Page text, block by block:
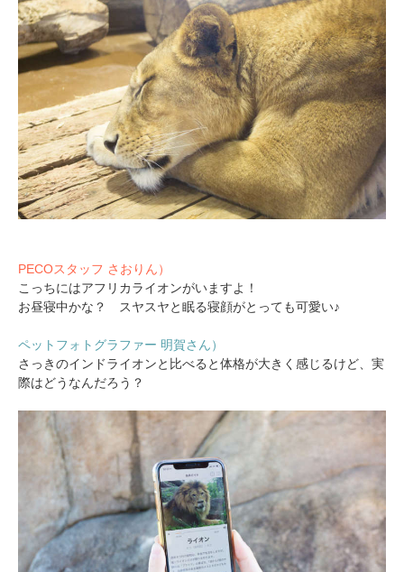
PECOスタッフ さおりん）
こっちにはアフリカライオンがいますよ！
お昼寝中かな？ スヤスヤと眠る寝顔がとっても可愛い♪
ペットフォトグラファー 明賀さん）
さっきのインドライオンと比べると体格が大きく感じるけど、実
際はどうなんだろう？